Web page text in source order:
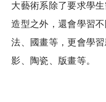
大藝術系除了要求學
造型之外，還會學習
法、國畫等，更會學
影、陶瓷、版畫等。